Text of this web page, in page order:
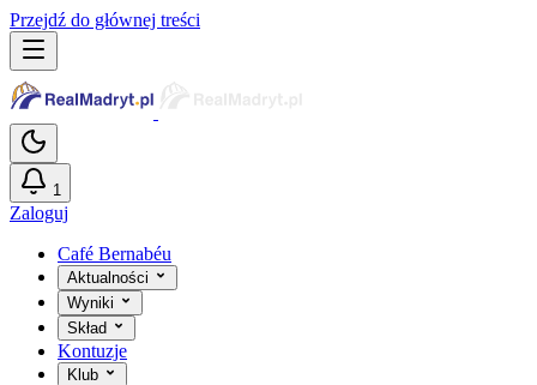
Przejdź do głównej treści
1
Zaloguj
Café Bernabéu
Aktualności
Wyniki
Skład
Kontuzje
Klub